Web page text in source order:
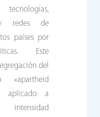
y redes de
países por
Este
del
«apartheid
aplicado a
intensidad